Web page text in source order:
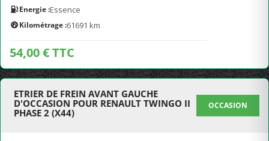
Energie :Essence
Kilométrage :61691 km
54,00 € TTC
ETRIER DE FREIN AVANT GAUCHE
D'OCCASION POUR RENAULT TWINGO II
PHASE 2 (X44)
OCCASION